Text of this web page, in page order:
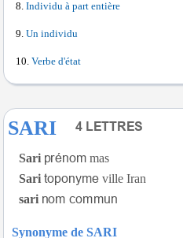
Individu à part entière
Un individu
Verbe d'état
SARI
Sari
mas
Sari
ville Iran
sari
Synonyme de SARI